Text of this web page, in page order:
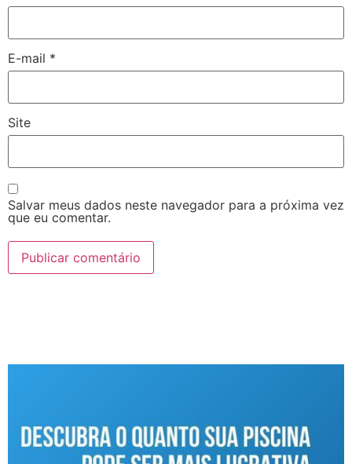
E-mail *
Site
Salvar meus dados neste navegador para a próxima vez
que eu comentar.